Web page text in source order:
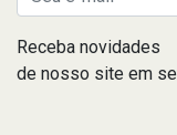
Receba novidades
de nosso site em